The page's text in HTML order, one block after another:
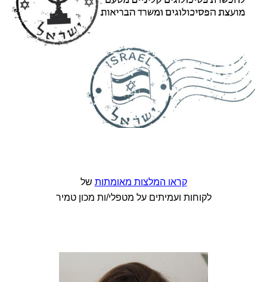
קראו המלצות מאומתות של
לקוחות ועמיתים על מטפלי/ות מכון טמיר